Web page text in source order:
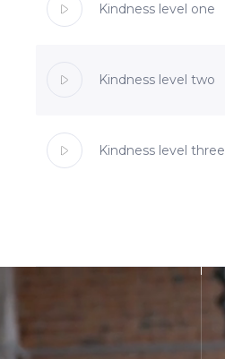
Kindness level one
Kindness level two
Kindness level three